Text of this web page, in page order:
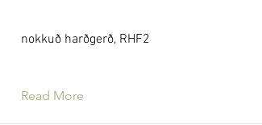
nokkuð harðgerð, RHF2
Read More